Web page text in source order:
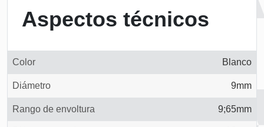
Aspectos técnicos
Color Blanco
Diámetro 9mm
Rango de envoltura 9;65mm